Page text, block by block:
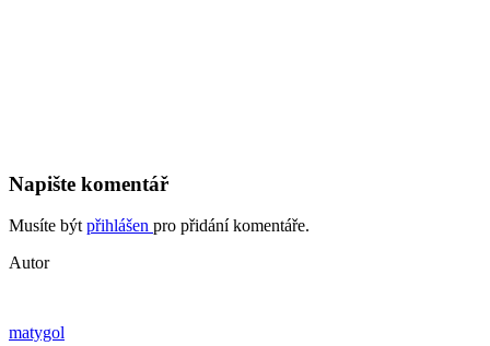
Napište komentář
Musíte být přihlášen pro přidání komentáře.
Autor
matygol